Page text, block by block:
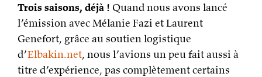
Trois saisons, déjà ! Quand nous avons lancé
l’émission avec Mélanie Fazi et Laurent
Genefort, grâce au soutien logistique
d’Elbakin.net, nous l’avions un peu fait aussi à
titre d’expérience, pas complètement certains